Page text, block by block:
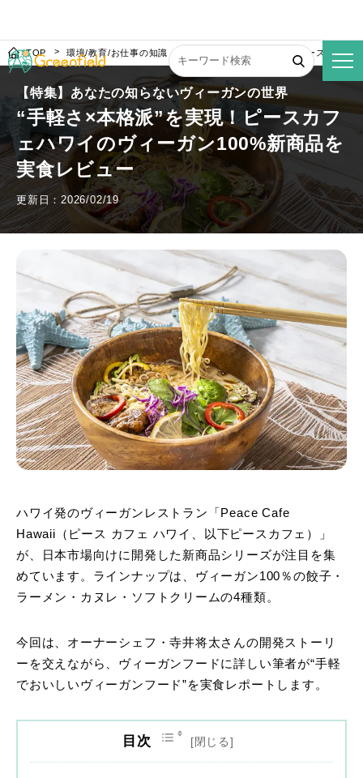
TOP 環境/教育/お仕事の知識 “手軽さ×本格派”を実現！ピースカフ
【特集】あなたの知らないヴィーガンの世界
“手軽さ×本格派”を実現！ピースカフ
ェハワイのヴィーガン100%新商品を
実食レビュー
更新日：2026/02/19
ハワイ発のヴィーガンレストラン「Peace Cafe
Hawaii（ピース カフェ ハワイ、以下ピースカフェ）」
が、日本市場向けに開発した新商品シリーズが注目を集
めています。ラインナップは、ヴィーガン100％の餃子・
ラーメン・カヌレ・ソフトクリームの4種類。
今回は、オーナーシェフ・寺井将太さんの開発ストーリ
ーを交えながら、ヴィーガンフードに詳しい筆者が“手軽
でおいしいヴィーガンフード”を実食レポートします。
目次